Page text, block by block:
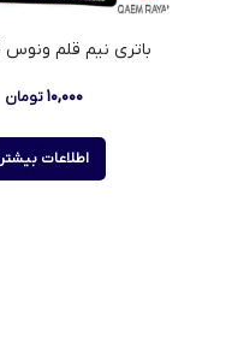
باتري نيم قلم ونوس VENOUS
۱۰,۰۰۰ تومان
اطلاعات بیشتر